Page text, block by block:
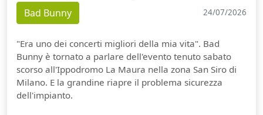
Bad Bunny 24/07/2026
"Era uno dei concerti migliori della mia vita". Bad
Bunny è tornato a parlare dell'evento tenuto sabato
scorso all'Ippodromo La Maura nella zona San Siro di
Milano. E la grandine riapre il problema sicurezza
dell'impianto.